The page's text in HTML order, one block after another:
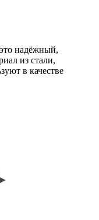
надёжный,
из стали,
в качестве